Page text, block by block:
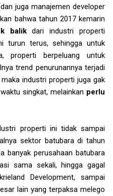
juga manajemen developer
bahwa tahun 2017 kemarin
balikdari industri properti
turun terus, sehingga untuk
properti berpeluang untuk
trend penurunannya terjadi
industri properti juga gak
singkat, melainkan perlu
properti ini tidak sampai
sektor batubara di tahun
banyak perusahaan batubara
sama sekali, hingga gagal
Development, sampai
lain yang terpaksa melego